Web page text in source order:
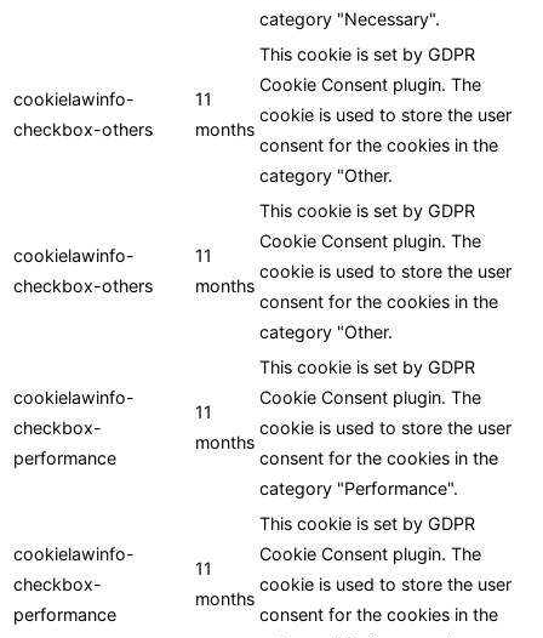
category "Necessary".
cookielawinfo-
checkbox-others
11
months
This cookie is set by GDPR
Cookie Consent plugin. The
cookie is used to store the user
consent for the cookies in the
category "Other.
cookielawinfo-
checkbox-others
11
months
This cookie is set by GDPR
Cookie Consent plugin. The
cookie is used to store the user
consent for the cookies in the
category "Other.
cookielawinfo-
checkbox-
performance
11
months
This cookie is set by GDPR
Cookie Consent plugin. The
cookie is used to store the user
consent for the cookies in the
category "Performance".
cookielawinfo-
checkbox-
performance
11
months
This cookie is set by GDPR
Cookie Consent plugin. The
cookie is used to store the user
consent for the cookies in the